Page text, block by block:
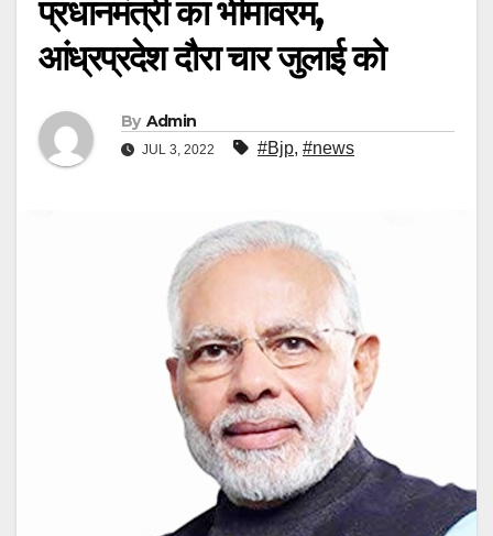
प्रधानमंत्री का भीमावरम,
आंध्रप्रदेश दौरा चार जुलाई को
By Admin
JUL 3, 2022 #Bjp, #news